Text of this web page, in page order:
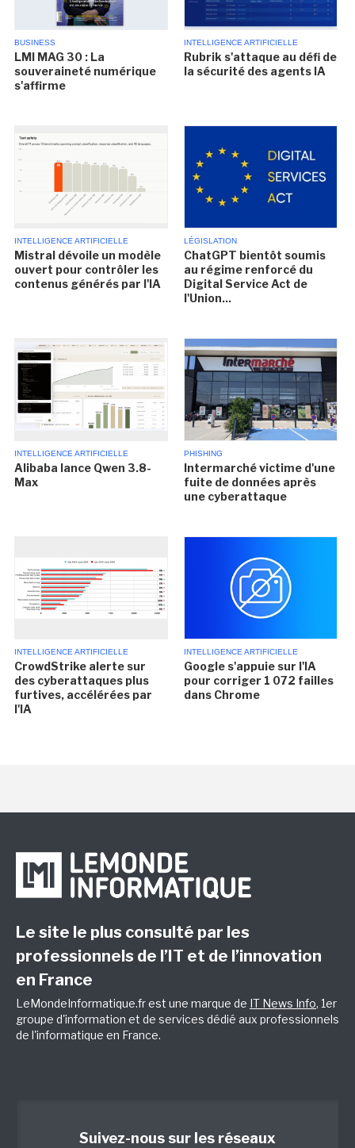
BUSINESS
LMI MAG 30 : La
souveraineté numérique
s'affirme
INTELLIGENCE ARTIFICIELLE
Rubrik s'attaque au défi de
la sécurité des agents IA
INTELLIGENCE ARTIFICIELLE
Mistral dévoile un modèle
ouvert pour contrôler les
contenus générés par l'IA
LÉGISLATION
ChatGPT bientôt soumis
au régime renforcé du
Digital Service Act de
l'Union...
INTELLIGENCE ARTIFICIELLE
Alibaba lance Qwen 3.8-
Max
PHISHING
Intermarché victime d'une
fuite de données après
une cyberattaque
INTELLIGENCE ARTIFICIELLE
CrowdStrike alerte sur
des cyberattaques plus
furtives, accélérées par
l'IA
INTELLIGENCE ARTIFICIELLE
Google s'appuie sur l'IA
pour corriger 1 072 failles
dans Chrome
Le site le plus consulté par les
professionnels de l’IT et de l’innovation
en France
LeMondeInformatique.fr est une marque de IT News Info, 1er
groupe d'information et de services dédié aux professionnels
de l'informatique en France.
Suivez-nous sur les réseaux